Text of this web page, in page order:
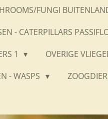
FUNGI
- CATERPILLARS
1
OVERIGE
- WASPS